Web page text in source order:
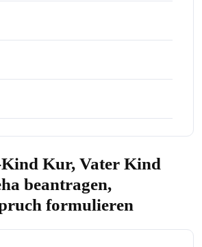
Kur, Vater Kind
beantragen,
formulieren